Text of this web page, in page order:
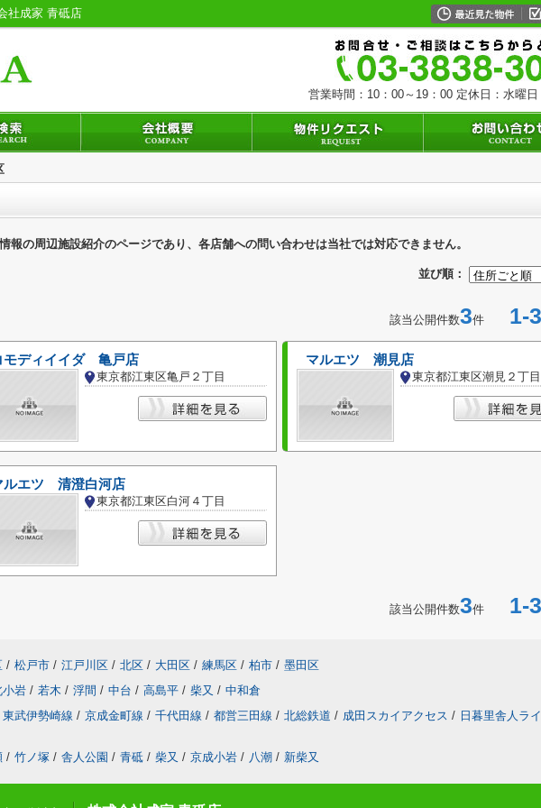
社成家 青砥店
営業時間：10：00～19：00 定休日：水曜
報の周辺施設紹介のページであり、各店舗への問い合わせは当社では対応できません。
並び順：
該当公開件数3件 1-3
モディイイダ 亀戸店
東京都江東区亀戸２丁目
マルエツ 潮見店
東京都江東区潮見２丁目
ルエツ 清澄白河店
東京都江東区白河４丁目
該当公開件数3件 1-3
/ 松戸市 / 江戸川区 / 北区 / 大田区 / 練馬区 / 柏市 / 墨田区
小岩 / 若木 / 浮間 / 中台 / 高島平 / 柴又 / 中和倉
東武伊勢崎線 / 京成金町線 / 千代田線 / 都営三田線 / 北総鉄道 / 成田スカイアクセス / 日暮里舎人ラ
/ 竹ノ塚 / 舎人公園 / 青砥 / 柴又 / 京成小岩 / 八潮 / 新柴又